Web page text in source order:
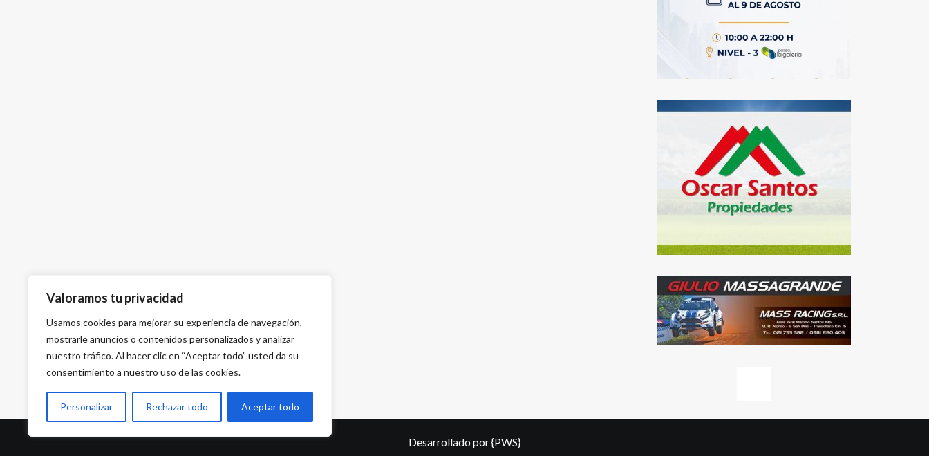
Valoramos tu privacidad
Usamos cookies para mejorar su experiencia de navegación,
mostrarle anuncios o contenidos personalizados y analizar
nuestro tráfico. Al hacer clic en “Aceptar todo” usted da su
consentimiento a nuestro uso de las cookies.
Personalizar Rechazar todo Aceptar todo
Desarrollado por{PWS}